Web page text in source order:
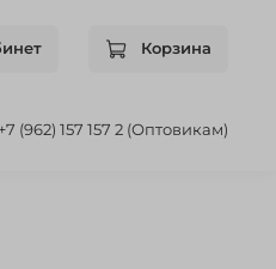
Корзина
+7 (962) 157 157 2 (Оптовикам)